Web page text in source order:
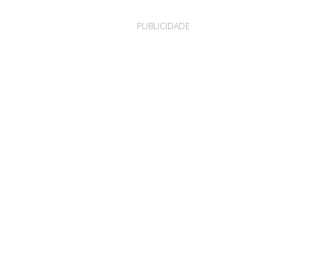
PUBLICIDADE